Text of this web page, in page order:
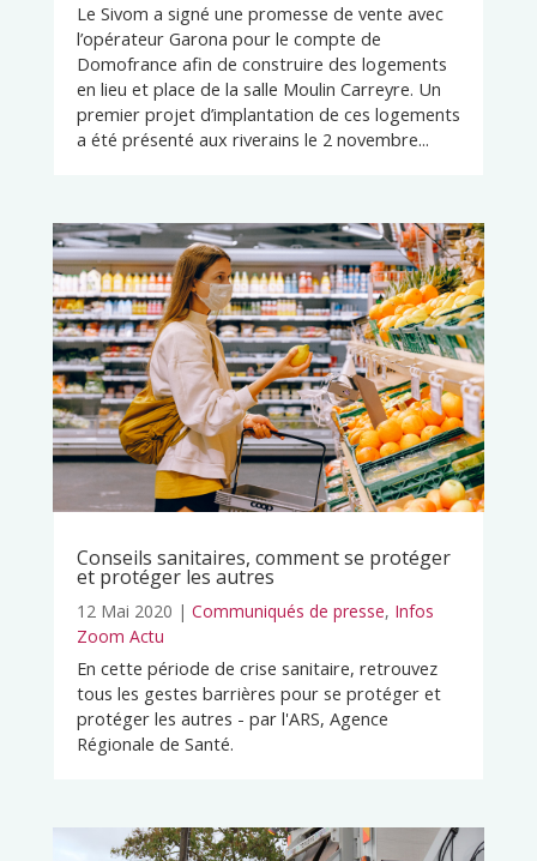
Le Sivom a signé une promesse de vente avec
l’opérateur Garona pour le compte de
Domofrance afin de construire des logements
en lieu et place de la salle Moulin Carreyre. Un
premier projet d’implantation de ces logements
a été présenté aux riverains le 2 novembre...
Conseils sanitaires, comment se protéger
et protéger les autres
12 Mai 2020 | Communiqués de presse, Infos
Zoom Actu
En cette période de crise sanitaire, retrouvez
tous les gestes barrières pour se protéger et
protéger les autres - par l'ARS, Agence
Régionale de Santé.